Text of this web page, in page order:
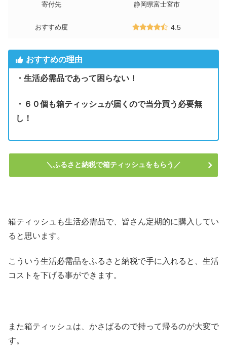
寄付先 静岡県富士宮市
おすすめ度 4.5
おすすめの理由
・生活必需品であって困らない！
・６０個も箱ティッシュが届くので当分買う必要無
し！
＼ふるさと納税で箱ティッシュをもらう／
箱ティッシュも生活必需品で、皆さん定期的に購入してい
ると思います。
こういう生活必需品をふるさと納税で手に入れると、生活
コストを下げる事ができます。
また箱ティッシュは、かさばるので持って帰るのが大変で
す。